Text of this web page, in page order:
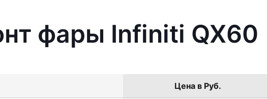
фары Infiniti QX60
Цена в Руб.